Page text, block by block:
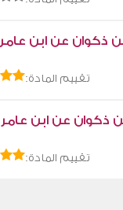
ذكوان عن ابن عامر
تقييم المادة:
ذكوان عن ابن عامر
تقييم المادة: